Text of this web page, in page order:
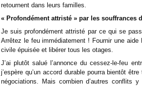
retournent dans leurs familles.
« Profondément attristé » par les souffrances
Je suis profondément attristé par ce qui se
Arrêtez le feu immédiatement ! Fournir une aide
civile épuisée et libérer tous les otages.
J’ai plutôt salué l’annonce du cessez-le-feu
j’espère qu’un accord durable pourra bientôt
négociations. Mais combien d’autres conflits